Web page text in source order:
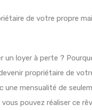
de votre propre
un loyer à perte ?
propriétaire de
une mensualité de
pouvez réaliser ce